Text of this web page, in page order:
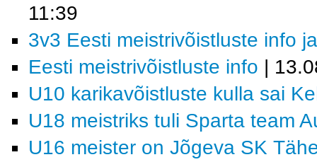
11:39
3v3 Eesti meistrivõistluste info
Eesti meistrivõistluste info |
U10 karikavõistluste kulla sai
U18 meistriks tuli Sparta team
U16 meister on Jõgeva SK